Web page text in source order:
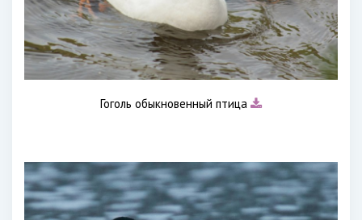
Гоголь обыкновенный птица